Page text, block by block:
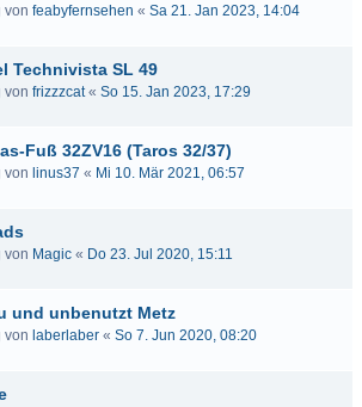
von feabyfernsehen « Sa 21. Jan 2023, 14:04
Technivista SL 49
von frizzzcat« So 15. Jan 2023, 17:29
Fuß 32ZV16 (Taros 32/37)
von linus37 « Mi 10. Mär 2021, 06:57
von Magic « Do 23. Jul 2020, 15:11
und unbenutzt Metz
von laberlaber « So 7. Jun 2020, 08:20